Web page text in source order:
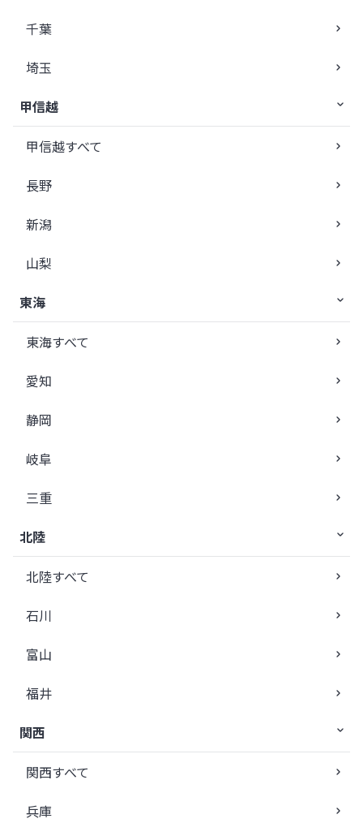
千葉
埼玉
甲信越
甲信越すべて
長野
新潟
山梨
東海
東海すべて
愛知
静岡
岐阜
三重
北陸
北陸すべて
石川
富山
福井
関西
関西すべて
兵庫